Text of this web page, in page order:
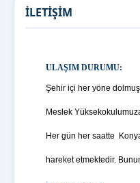
İLETİŞİM
ULAŞIM DURUMU:
Şehir içi her yöne
Meslek
Her gün her saatte
hareket etmektedir.